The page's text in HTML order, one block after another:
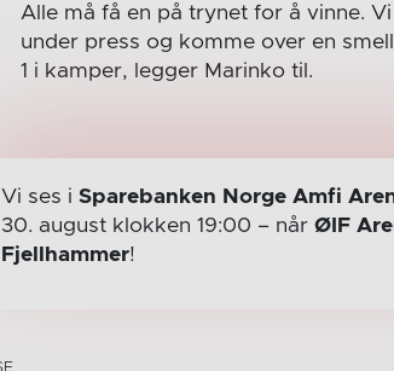
Alle må få en på trynet for å vinne.
under press og komme over en
1 i kamper, legger Marinko til.
Vi ses i Sparebanken Norge Amfi
30. august klokken 19:00 – når ØIF
Fjellhammer!